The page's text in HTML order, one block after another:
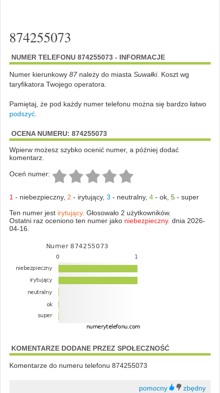
874255073
NUMER TELEFONU 874255073 - INFORMACJE
Numer kierunkowy 87należy do miasta Suwałki. Koszt wg
taryfikatora Twojego operatora.
Pamiętaj, że pod każdy numer telefonu można się bardzo łatwo
podszyć.
OCENA NUMERU: 874255073
Wpierw możesz szybko ocenić numer, a później dodać
komentarz.
Oceń numer:
1 - niebezpieczny, 2 - irytujący, 3 - neutralny, 4- ok, 5- super
Ten numer jest irytujący. Głosowało 2 użytkowników.
Ostatni raz oceniono ten numer jako niebezpieczny. dnia 2026-
04-16.
KOMENTARZE DODANE PRZEZ SPOŁECZNOŚĆ
Komentarze do numeru telefonu 874255073